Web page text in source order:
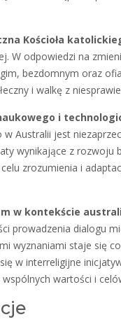
Kościoła
W odpowiedzi na
bezdomnym oraz
i walkę z
i
Australii jest
wynikające z rozwoju
zrozumienia i
w kontekście
prowadzenia dialogu
wyznaniami staje się
w interreligijne
wartości i